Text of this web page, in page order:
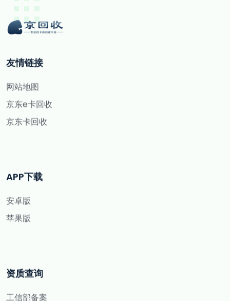
友情链接
网站地图
京东e卡回收
京东卡回收
APP下载
安卓版
苹果版
资质查询
工信部备案